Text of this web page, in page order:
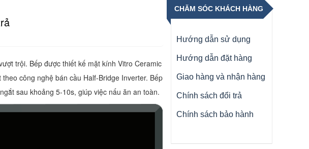
trội. Bếp được thiết kế mặt kính Vitro Ceramic
công nghệ bán cầu Half-Bridge Inverter. Bếp
sau khoảng 5-10s, giúp việc nấu ăn an toàn.
CHĂM SÓC KHÁCH HÀNG
Hướng dẫn sử dụng
Hướng dẫn đặt hàng
Giao hàng và nhận hàng
Chính sách đổi trả
Chính sách bảo hành